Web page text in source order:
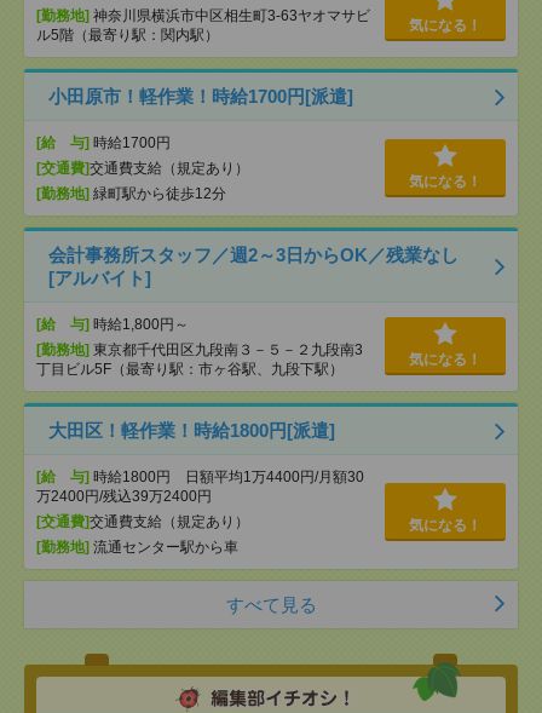
[勤務地] 神奈川県横浜市中区相生町3-63ヤオマサビ
ル5階（最寄り駅：関内駅）
気になる！
小田原市！軽作業！時給1700円[派遣]
[給 与] 時給1700円
[交通費]交通費支給（規定あり）
[勤務地] 緑町駅から徒歩12分
気になる！
会計事務所スタッフ／週2～3日からOK／残業なし
[アルバイト]
[給 与] 時給1,800円～
[勤務地] 東京都千代田区九段南３－５－２九段南3
丁目ビル5F（最寄り駅：市ヶ谷駅、九段下駅）
気になる！
大田区！軽作業！時給1800円[派遣]
[給 与] 時給1800円 日額平均1万4400円/月額30
万2400円/残込39万2400円
[交通費]交通費支給（規定あり）
[勤務地] 流通センター駅から車
気になる！
すべて見る